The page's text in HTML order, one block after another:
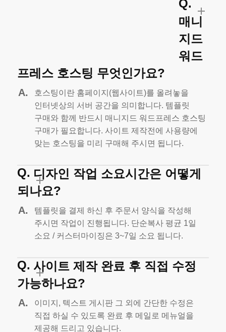
자주 하는질문
매니
지드
워드
프레스 호스팅 무엇인가요?
호스팅이란 홈페이지(웹사이트)를 올려놓을
인터넷상의 서버 공간을 의미합니다. 템플릿
구매와 함께 반드시 매니지드 워드프레스 호스팅
구매가 필요합니다. 사이트 제작전에 사용량에
맞는 호스팅을 미리 구매해 주시면 됩니다.
디자인 작업 소요시간은 어떻게
되나요?
템플릿을 결제 하신 후 주문서 양식을 작성해
주시면 작업이 진행됩니다. 단순복사 평균 1일
소요 / 커스터마이징은 3~7일 소요 됩니다.
사이트 제작 완료 후 직접 수정
가능하나요?
이미지, 텍스트 게시판 그 외에 간단한 수정은
직접 하실 수 있도록 완료 후 메일로 메뉴얼을
제공해 드리고 있습니다.